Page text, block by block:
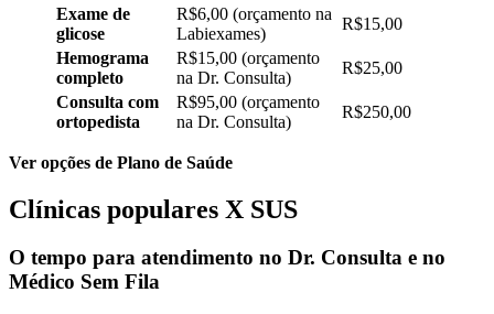
Exame de
glicose
R$6,00 (orçamento na
Labiexames)
R$15,00
Hemograma
completo
R$15,00 (orçamento
na Dr. Consulta)
R$25,00
Consulta com
ortopedista
R$95,00 (orçamento
na Dr. Consulta)
R$250,00
Ver opções de Plano de Saúde
Clínicas populares X SUS
O tempo para atendimento no Dr. Consulta e no
Médico Sem Fila